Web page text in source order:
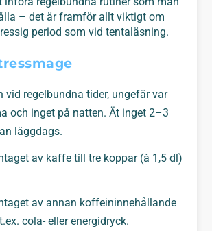
– det är framför allt viktigt om
period som vid tentaläsning.
vid regelbundna tider, ungefär var
och inget på natten. Ät inget 2–3
läggdags.
av kaffe till tre koppar (à 1,5 dl)
av annan koffeininnehållande
cola- eller energidryck.